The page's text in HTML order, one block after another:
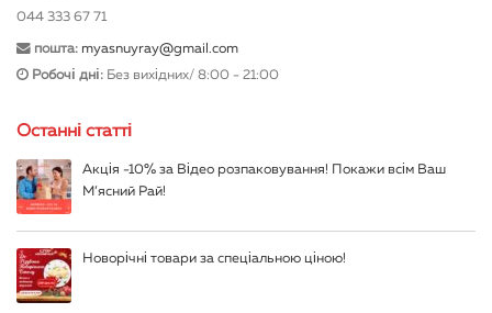
044 333 67 71
пошта: myasnuyray@gmail.com
Робочі дні: Без вихідних/ 8:00 - 21:00
Останні статті
Акція -10% за Відео розпаковування! Покажи всім Ваш
М’ясний Рай!
Новорічні товари за спеціальною ціною!